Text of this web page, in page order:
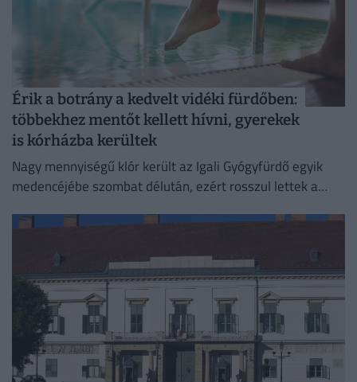
Érik a botrány a kedvelt vidéki fürdőben:
többekhez mentőt kellett hívni, gyerekek
is kórházba kerültek
Nagy mennyiségű klór került az Igali Gyógyfürdő egyik
medencéjébe szombat délután, ezért rosszul lettek a